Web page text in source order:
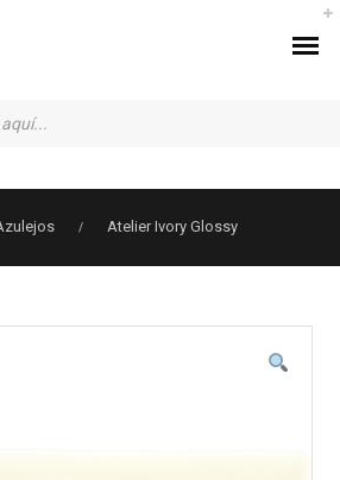
/ Atelier Ivory Glossy